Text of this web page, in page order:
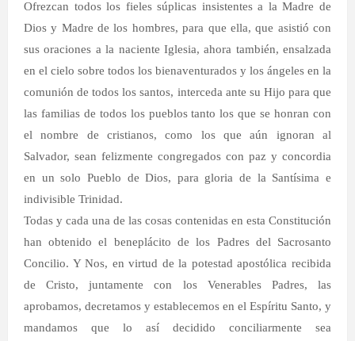
Ofrezcan todos los fieles súplicas insistentes a la Madre de
Dios y Madre de los hombres, para que ella, que asistió con
sus oraciones a la naciente Iglesia, ahora también, ensalzada
en el cielo sobre todos los bienaventurados y los ángeles en la
comunión de todos los santos, interceda ante su Hijo para que
las familias de todos los pueblos tanto los que se honran con
el nombre de cristianos, como los que aún ignoran al
Salvador, sean felizmente congregados con paz y concordia
en un solo Pueblo de Dios, para gloria de la Santísima e
indivisible Trinidad.
Todas y cada una de las cosas contenidas en esta Constitución
han obtenido el beneplácito de los Padres del Sacrosanto
Concilio. Y Nos, en virtud de la potestad apostólica recibida
de Cristo, juntamente con los Venerables Padres, las
aprobamos, decretamos y establecemos en el Espíritu Santo, y
mandamos que lo así decidido conciliarmente sea